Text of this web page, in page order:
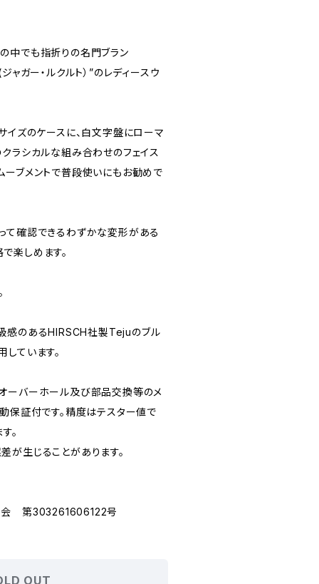
中でも指折りの名門ブラン
ガー・ルクルト）”のレディースウ
ズのケースに、白文字盤にローマ
ラシカルな組み合わせのフェイス
ーブメントで普段使いにもお勧めで
て確認できるわずかな変形がある
楽しめます。
感のあるHIRSCH社製Tejuのブル
ています。
ーバーホール及び部品交換等のメ
保証付です。精度はテスター値で
。
生じることがあります。
会 第303261606122号
OUT